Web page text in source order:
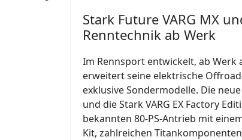
Stark Future VARG MX
Renntechnik ab Werk
Im Rennsport entwickelt, ab Werk
erweitert seine elektrische
exklusive Sondermodelle. Die
und die Stark VARG EX Factory
bekannten 80-PS-Antrieb mit
Kit, zahlreichen